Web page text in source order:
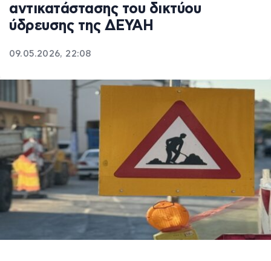
αντικατάστασης του δικτύου
ύδρευσης της ΔΕΥΑΗ
09.05.2026, 22:08